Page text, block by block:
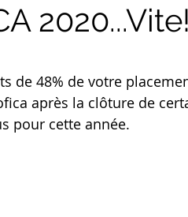
financier
de 48% de votre
après la clôture de
pour cette année.